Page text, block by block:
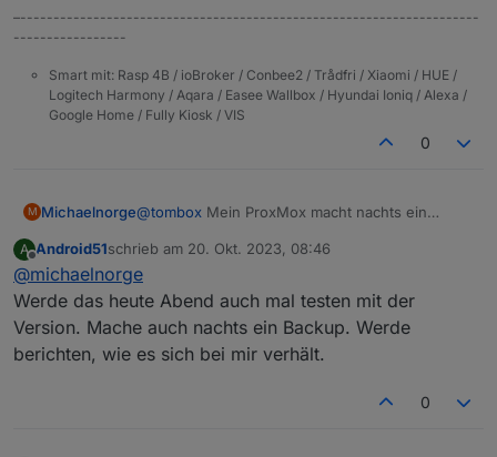
–---------------------------------------------------------------------
-----------------
Smart mit: Rasp 4B / ioBroker / Conbee2 / Trådfri / Xiaomi / HUE /
Logitech Harmony / Aqara / Easee Wallbox / Hyundai Ioniq / Alexa /
Google Home / Fully Kiosk / VIS
0
M Michaelnorge@tombox Mein ProxMox macht nachts ein
Danach kommen die gleichen Fehler wieder ins
Log, (sprich "tapo.0 (2311) callback.call is not a
function") wahrscheinlich weil ProxMox für das
Backup das System kurzzeitig stoppt und der
Adapter damit nicht klar kommt.
A
Offline
Android51schrieb am 20. Okt. 2023, 08:46
zuletzt editiert von
@michaelnorge
Werde das heute Abend auch mal testen mit der
Version. Mache auch nachts ein Backup. Werde
berichten, wie es sich bei mir verhält.
0